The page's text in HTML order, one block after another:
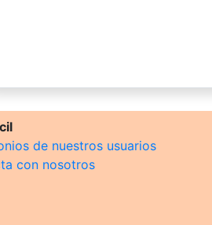
de nuestros usuarios
con nosotros